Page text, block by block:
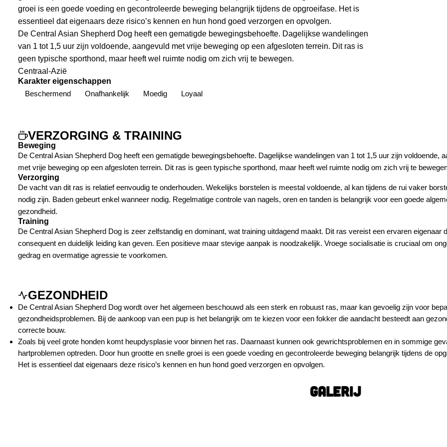
groei is een goede voeding en gecontroleerde beweging belangrijk tijdens de opgroeifase. Het is
essentieel dat eigenaars deze risico’s kennen en hun hond goed verzorgen en opvolgen.
De Central Asian Shepherd Dog heeft een gematigde bewegingsbehoefte. Dagelijkse wandelingen
van 1 tot 1,5 uur zijn voldoende, aangevuld met vrije beweging op een afgesloten terrein. Dit ras is
geen typische sporthond, maar heeft wel ruimte nodig om zich vrij te bewegen.
Centraal-Azië
Karakter eigenschappen
Beschermend
Onafhankelijk Moedig Loyaal
VERZORGING & TRAINING
Beweging
De Central Asian Shepherd Dog heeft een gematigde bewegingsbehoefte. Dagelijkse wandelingen van 1 tot 1,5 uur zijn voldoende,
met vrije beweging op een afgesloten terrein. Dit ras is geen typische sporthond, maar heeft wel ruimte nodig om zich vrij te
Verzorging
De vacht van dit ras is relatief eenvoudig te onderhouden. Wekelijks borstelen is meestal voldoende, al kan tijdens de rui vaker
nodig zijn. Baden gebeurt enkel wanneer nodig. Regelmatige controle van nagels, oren en tanden is belangrijk voor een goede
gezondheid.
Training
De Central Asian Shepherd Dog is zeer zelfstandig en dominant, wat training uitdagend maakt. Dit ras vereist een ervaren eigenaar
consequent en duidelijk leiding kan geven. Een positieve maar stevige aanpak is noodzakelijk. Vroege socialisatie is cruciaal om
gedrag en overmatige agressie te voorkomen.
GEZONDHEID
De Central Asian Shepherd Dog wordt over het algemeen beschouwd als een sterk en robuust ras, maar kan gevoelig zijn voor
gezondheidsproblemen. Bij de aankoop van een pup is het belangrijk om te kiezen voor een fokker die aandacht besteedt aan
correcte bouw.
Zoals bij veel grote honden komt heupdysplasie voor binnen het ras. Daarnaast kunnen ook gewrichtsproblemen en in sommige
hartproblemen optreden. Door hun grootte en snelle groei is een goede voeding en gecontroleerde beweging belangrijk tijdens de
Het is essentieel dat eigenaars deze risico’s kennen en hun hond goed verzorgen en opvolgen.
GALERIJ